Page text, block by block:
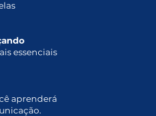
essenciais
aprenderá